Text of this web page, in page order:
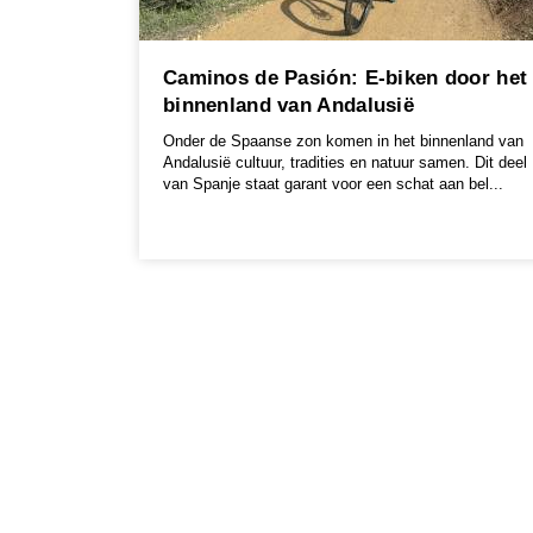
Caminos de Pasión: E-biken door het
binnenland van Andalusië
Onder de Spaanse zon komen in het binnenland van
Andalusië cultuur, tradities en natuur samen. Dit deel
van Spanje staat garant voor een schat aan bel...